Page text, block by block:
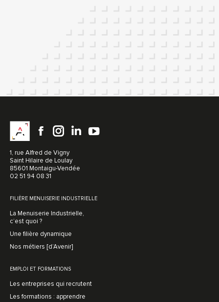
1, rue Alfred de Vigny
Saint Hilaire de Loulay
85601 Montaigu-Vendée
02 51 94 08 31
FILIÈRE MENUISERIE INDUSTRIELLE
La Menuiserie Industrielle,
c’est quoi ?
Une filière dynamique
Nos métiers [d’Avenir]
EMPLOI ET FORMATIONS
Les entreprises qui recrutent
Les formations : apprendre